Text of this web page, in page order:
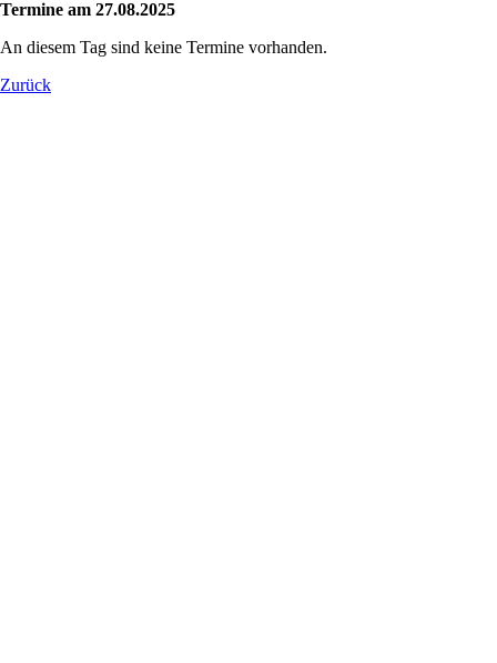
Termine am 27.08.2025
An diesem Tag sind keine Termine vorhanden.
Zurück